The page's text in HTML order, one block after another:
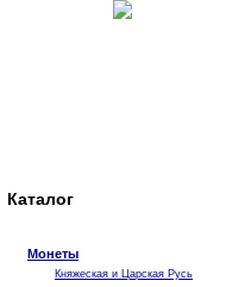
Каталог
Монеты
Княжеская и Царская Русь